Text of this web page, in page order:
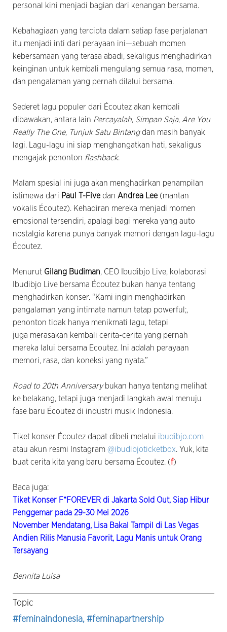
personal kini menjadi bagian dari kenangan bersama.
Kebahagiaan yang tercipta dalam setiap fase perjalanan
itu menjadi inti dari perayaan ini—sebuah momen
kebersamaan yang terasa abadi, sekaligus menghadirkan
keinginan untuk kembali mengulang semua rasa, momen,
dan pengalaman yang pernah dilalui bersama.
Sederet lagu populer dari Écoutez akan kembali
dibawakan, antara lain Percayalah, Simpan Saja, Are You
Really The One, Tunjuk Satu Bintangdan masih banyak
lagi. Lagu-lagu ini siap menghangatkan hati, sekaligus
mengajak penonton flashback.
Malam spesial ini juga akan menghadirkan penampilan
istimewa dari Paul T-Five dan Andrea Lee (mantan
vokalis Écoutez). Kehadiran mereka menjadi momen
emosional tersendiri, apalagi bagi mereka yang auto
nostalgia karena punya banyak memori dengan lagu-lagu
Écoutez.
Menurut Gilang Budiman, CEO Ibudibjo Live, kolaborasi
Ibudibjo Live bersama Écoutez bukan hanya tentang
menghadirkan konser. “Kami ingin menghadirkan
pengalaman yang intimate namun tetap powerful;,
penonton tidak hanya menikmati lagu, tetapi
juga merasakan kembali cerita-cerita yang pernah
mereka lalui bersama Ecoutez. Ini adalah perayaan
memori, rasa, dan koneksi yang nyata.”
Road to 20th Anniversarybukan hanya tentang melihat
ke belakang, tetapi juga menjadi langkah awal menuju
fase baru Écoutez di industri musik Indonesia.
Tiket konser Écoutez dapat dibeli melalui ibudibjo.com
atau akun resmi Instagram @ibudibjoticketbox. Yuk, kita
buat cerita kita yang baru bersama Écoutez. (f)
Baca juga:
Tiket Konser F*FOREVER di Jakarta Sold Out, Siap Hibur
Penggemar pada 29-30 Mei 2026
November Mendatang, Lisa Bakal Tampil di Las Vegas
Andien Rilis Manusia Favorit, Lagu Manis untuk Orang
Tersayang
Bennita Luisa
Topic
#feminaindonesia, #feminapartnership